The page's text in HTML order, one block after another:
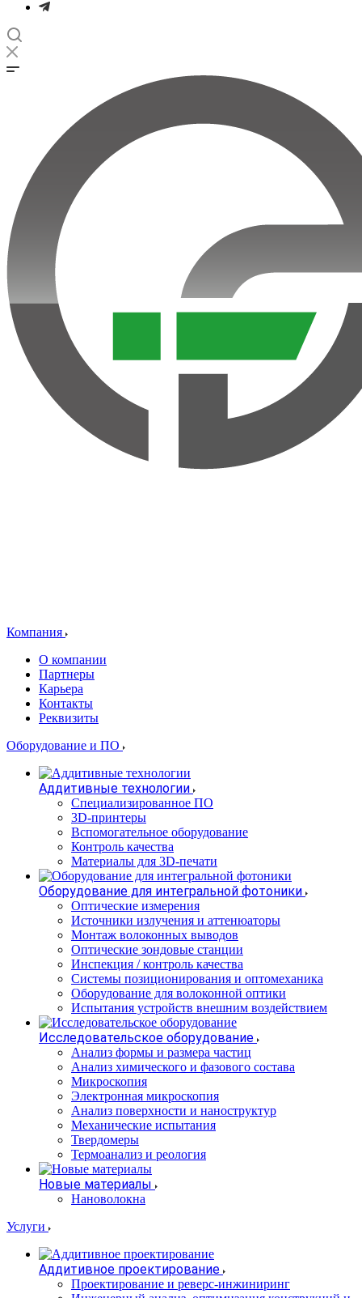
Компания
О компании
Партнеры
Карьера
Контакты
Реквизиты
Оборудование и ПО
Аддитивные технологии
Специализированное ПО
3D-принтеры
Вспомогательное оборудование
Контроль качества
Материалы для 3D-печати
Оборудование для интегральной фотоники
Оптические измерения
Источники излучения и аттенюаторы
Монтаж волоконных выводов
Оптические зондовые станции
Инспекция / контроль качества
Системы позиционирования и оптомеханика
Оборудование для волоконной оптики
Испытания устройств внешним воздействием
Исследовательское оборудование
Анализ формы и размера частиц
Анализ химического и фазового состава
Микроскопия
Электронная микроскопия
Анализ поверхности и наноструктур
Механические испытания
Твердомеры
Термоанализ и реология
Новые материалы
Нановолокна
Услуги
Аддитивное проектирование
Проектирование и реверс-инжиниринг